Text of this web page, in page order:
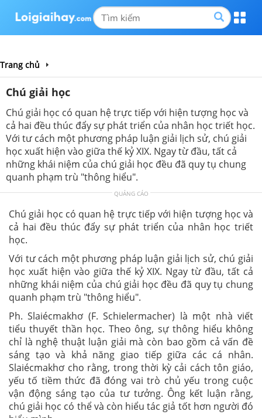
Trang chủ
Chú giải học
Chú giải học có quan hệ trực tiếp với hiện tượng học và
cả hai đều thúc đẩy sự phát triển của nhân học triết học.
Với tư cách một phương pháp luận giải lịch sử, chú giải
học xuất hiện vào giữa thế kỷ XIX. Ngay từ đầu, tất cả
những khái niệm của chú giải học đều đã quy tụ chung
quanh phạm trù "thông hiểu".
QUẢNG CÁO
Chú giải học có quan hệ trực tiếp với hiện tượng học và
cả hai đều thúc đẩy sự phát triển của nhân học triết
học.
Với tư cách một phương pháp luận giải lịch sử, chú giải
học xuất hiện vào giữa thế kỷ XIX. Ngay từ đầu, tất cả
những khái niệm của chú giải học đều đã quy tụ chung
quanh phạm trù "thông hiểu".
Ph. Slaiécmakhơ (F. Schielermacher) là một nhà viết
tiểu thuyết thần học. Theo ông, sự thông hiểu không
chỉ là nghệ thuật luận giải mà còn bao gồm cả vấn đề
sáng tạo và khả năng giao tiếp giữa các cá nhân.
Slaiécmakhơ cho rằng, trong thời kỳ cải cách tôn giáo,
yếu tố tiềm thức đã đóng vai trò chủ yếu trong cuộc
vận động sáng tạo của tư tưởng. Ông kết luận rằng,
chú giải học có thể và còn hiểu tác giả tốt hơn người đó